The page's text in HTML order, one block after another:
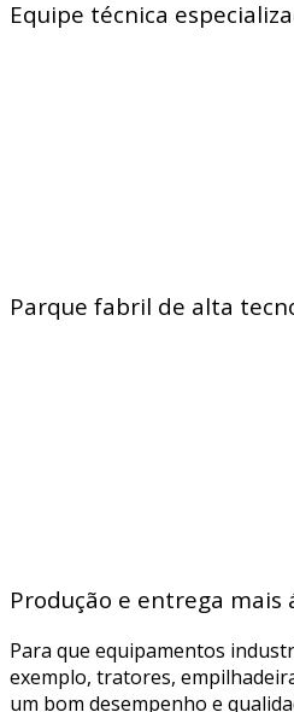
Equipe técnica
Parque fabril de alta
Produção e entrega mais
Para que equipamentos
exemplo, tratores,
um bom desempenho e